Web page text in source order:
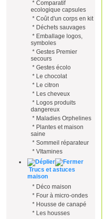
* Comparatif
ecologique capsules
* Coût d'un corps en kit
* Déchets sauvages
* Emballage logos,
symboles
* Gestes Premier
secours
* Gestes écolo
* Le chocolat
* Le citron
* Les cheveux
* Logos produits
dangereux
* Maladies Orphelines
* Plantes et maison
saine
* Sommeil réparateur
* VItamines
Trucs et astuces
maison
* Déco maison
* Four à micro-ondes
* Housse de canapé
* Les housses